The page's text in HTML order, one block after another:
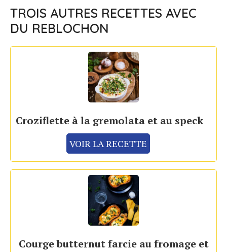
TROIS AUTRES RECETTES AVEC
DU REBLOCHON
Croziflette à la gremolata et au speck
VOIR LA RECETTE
Courge butternut farcie au fromage et